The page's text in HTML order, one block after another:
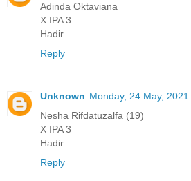
Adinda Oktaviana
X IPA 3
Hadir
Reply
Unknown Monday, 24 May, 2021
Nesha Rifdatuzalfa (19)
X IPA 3
Hadir
Reply